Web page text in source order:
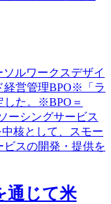
ルワークスデザイ
経営管理BPO※「ラ
した。※BPO＝
ーシングサービス
核として、スモー
ビスの開発・提供を
通じて米